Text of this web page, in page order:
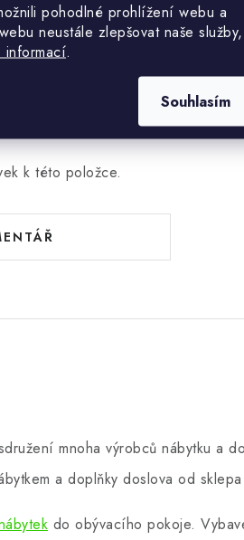
pohodlné prohlížení webu a
neustále zlepšovat naše služby,
.
Souhlasím
k této položce.
mnoha výrobců nábytku a
a doplňky doslova od
do obývacího pokoje.